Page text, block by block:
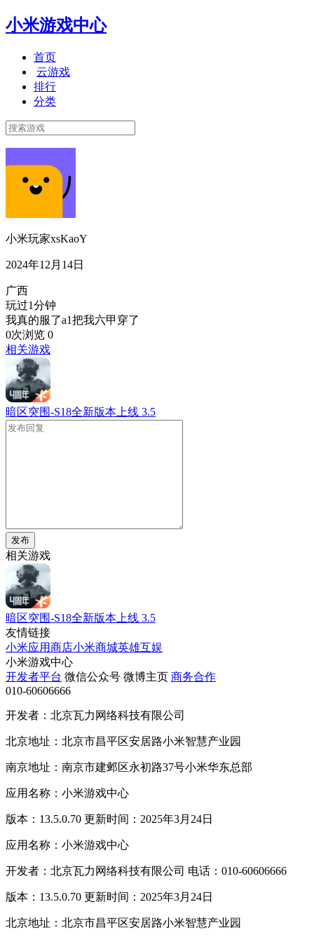
小米游戏中心
首页
云游戏
排行
分类
小米玩家xsKaoY
2024年12月14日
广西
玩过1分钟
我真的服了a1把我六甲穿了
0次浏览 0
相关游戏
暗区突围-S18全新版本上线 3.5
发布
相关游戏
暗区突围-S18全新版本上线 3.5
友情链接
小米应用商店小米商城英雄互娱
小米游戏中心
开发者平台 微信公众号 微博主页 商务合作
010-60606666
开发者：北京瓦力网络科技有限公司
北京地址：北京市昌平区安居路小米智慧产业园
南京地址：南京市建邺区永初路37号小米华东总部
应用名称：小米游戏中心
版本：13.5.0.70 更新时间：2025年3月24日
应用名称：小米游戏中心
开发者：北京瓦力网络科技有限公司 电话：010-60606666
版本：13.5.0.70 更新时间：2025年3月24日
北京地址：北京市昌平区安居路小米智慧产业园